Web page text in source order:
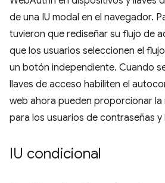
de una IU modal en el navegador.
tuvieron que rediseñar su flujo de
que los usuarios seleccionen el
un botón independiente. Cuando
llaves de acceso habiliten el
web ahora pueden proporcionar la
para los usuarios de contraseñas y
IU condicional